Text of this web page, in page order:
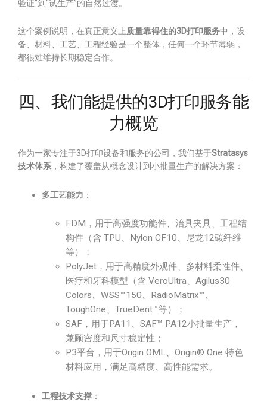
验证”到“试生产”的自然过渡。
这个案例说明，在真正意义上 质量靠得住的3D打印服务中，设
备、材料、工艺、工程经验是一个整体，任何一个环节薄弱，
都很难维持长期稳定合作。
四、我们能提供的3D打印服务能
力概览
作为一家专注于3D打印设备和服务的公司，我们基于Stratasys
技术体系 ，构建了覆盖从概念设计到小批量生产的解决方案：
多工艺能力 ：
FDM，用于高强度功能件、治具夹具、工程结
构件（含 TPU、Nylon CF10、尼龙12碳纤维
等）；
PolyJet，用于高精度外观件、多材料柔性件、
医疗和牙科模型（含 VeroUltra、Agilus30
Colors、WSS™150、RadioMatrix™、
ToughOne、TrueDent™等）；
SAF，用于PA11、SAF™ PA12小批量生产，
兼顾密度和尺寸稳定性；
P3平台，用于Origin OML、Origin® One 特色
材料应用，满足高精度、高性能需求。
工程技术支撑 ：